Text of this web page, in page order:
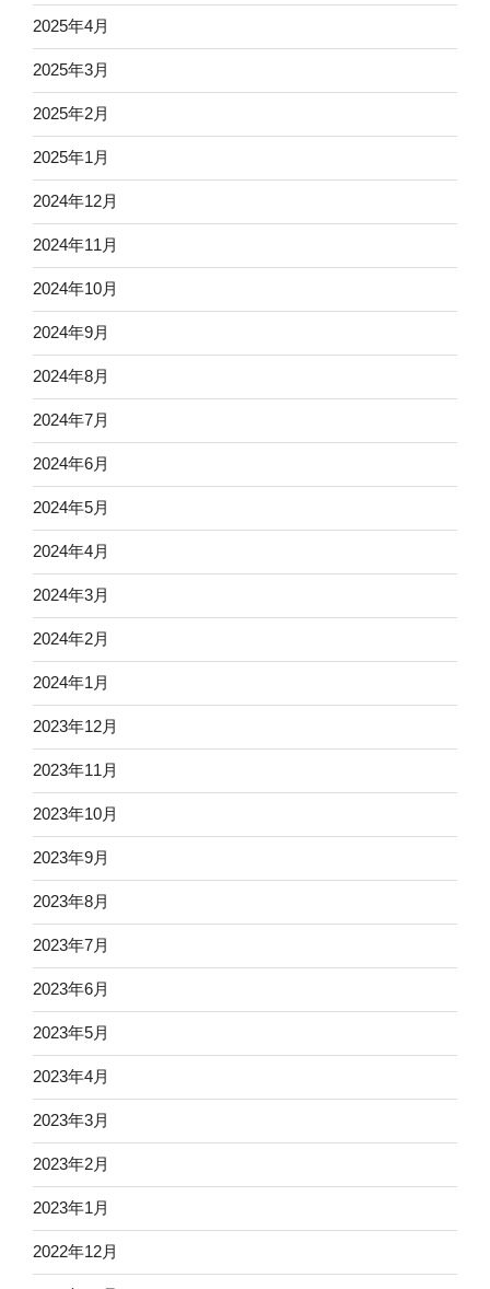
2025年4月
2025年3月
2025年2月
2025年1月
2024年12月
2024年11月
2024年10月
2024年9月
2024年8月
2024年7月
2024年6月
2024年5月
2024年4月
2024年3月
2024年2月
2024年1月
2023年12月
2023年11月
2023年10月
2023年9月
2023年8月
2023年7月
2023年6月
2023年5月
2023年4月
2023年3月
2023年2月
2023年1月
2022年12月